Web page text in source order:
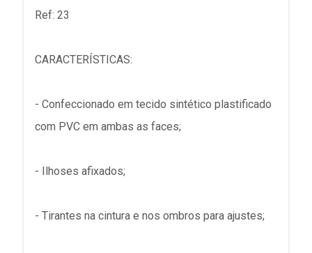
Ref: 23
CARACTERÍSTICAS:
- Confeccionado em tecido sintético plastificado
com PVC em ambas as faces;
- Ilhoses afixados;
- Tirantes na cintura e nos ombros para ajustes;